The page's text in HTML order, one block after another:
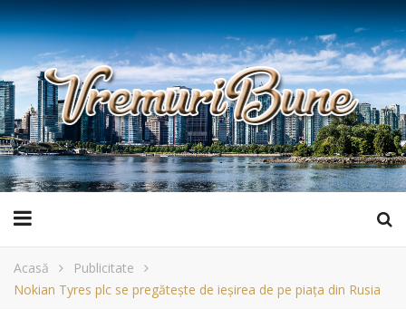
Acasă
Publicitate
Nokian Tyres plc se pregătește de ieșirea de pe piața din Rusia